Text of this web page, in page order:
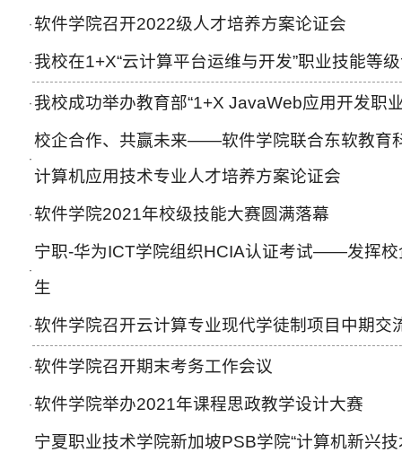
· 软件学院召开2022级人才培养方案论证会
· 我校在1+X“云计算平台运维与开发”职业技能等
· 我校成功举办教育部“1+X JavaWeb应用开发职
·
校企合作、共赢未来——软件学院联合东软教育
计算机应用技术专业人才培养方案论证会
· 软件学院2021年校级技能大赛圆满落幕
·
宁职-华为ICT学院组织HCIA认证考试——发挥校
生
· 软件学院召开云计算专业现代学徒制项目中期交
· 软件学院召开期末考务工作会议
· 软件学院举办2021年课程思政教学设计大赛
宁夏职业技术学院新加坡PSB学院“计算机新兴